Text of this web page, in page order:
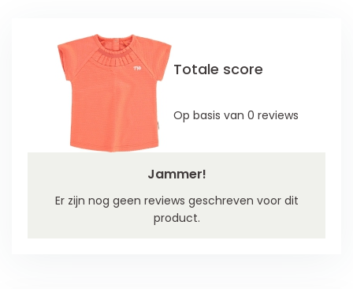
Jammer!
Er zijn nog geen reviews geschreven voor dit
product.
Totale score
Op basis van 0 reviews